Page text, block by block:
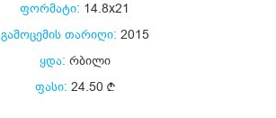
ფორმატი: 14.8x21
გამოცემის თარიღი: 2015
ყდა: რბილი
ფასი: 24.50